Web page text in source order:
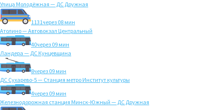
Улица Молодёжная — ДС Дружная
1131через 08 мин
Атолино — Автовокзал Центральный
40через 09 мин
Ландера — ДС Кунцевщина
8через 09 мин
ДС Сухарево-5 — Станция метро Институт культуры
4через 09 мин
Железнодорожная станция Минск-Южный — ДС Дружная